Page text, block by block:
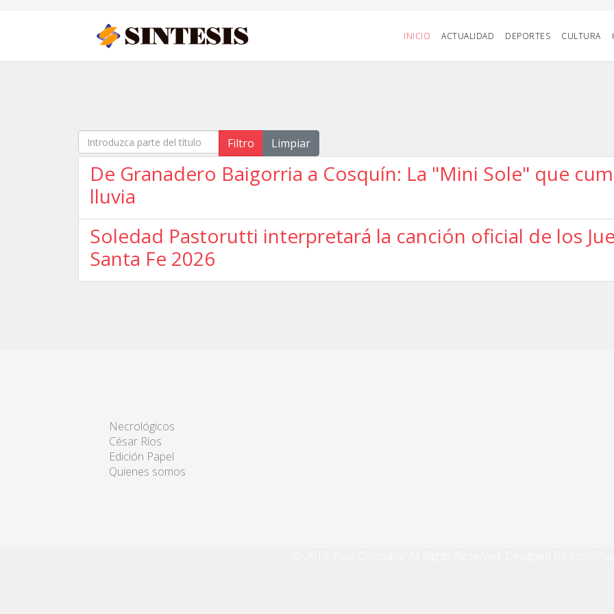
INICIO ACTUALIDAD DEPORTES CULTURA
Introduzca parte del título Filtro Limpiar
De Granadero Baigorria a Cosquín: La "Mini Sole" que
lluvia
Soledad Pastorutti interpretará la canción oficial de los
Santa Fe 2026
Necrológicos
César Ríos
Edición Papel
Quienes somos